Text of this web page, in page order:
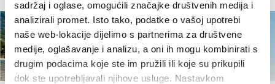
sadržaj i oglase, omogućili značajke društvenih medija i
analizirali promet. Isto tako, podatke o vašoj upotrebi
naše web-lokacije dijelimo s partnerima za društvene
medije, oglašavanje i analizu, a oni ih mogu kombinirati s
drugim podacima koje ste im pružili ili koje su prikupili
dok ste upotrebljavali njihove usluge. Nastavkom